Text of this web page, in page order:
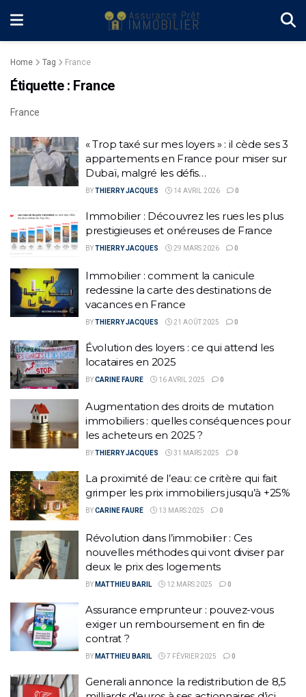
Home Tag France
Étiquette : France
France
« Trop taxé sur mes loyers » : il cède ses 3
appartements en France pour miser sur
Dubaï, malgré les défis…
BYTHIERRY JACQUES 14 AVRIL 2026 0
Immobilier : Découvrez les rues les plus
prestigieuses et onéreuses de France
BYTHIERRY JACQUES 29 MARS 2026 0
Immobilier : comment la canicule
redessine la carte des destinations de
vacances en France
BYTHIERRY JACQUES 21 AOÛT 2025 0
Évolution des loyers : ce qui attend les
locataires en 2025
BYCARINE FAURE 16 AVRIL 2025 0
Augmentation des droits de mutation
immobiliers : quelles conséquences pour
les acheteurs en 2025 ?
BYTHIERRY JACQUES 31 MARS 2025 0
La proximité de l’eau: ce critère qui fait
grimper les prix immobiliers jusqu’à +25%
BYCARINE FAURE 13 MARS 2025 0
Révolution dans l’immobilier : Ces
nouvelles méthodes qui vont diviser par
deux le prix des logements
BY MATTHIEU BARIL 12 MARS 2025 0
Assurance emprunteur : pouvez-vous
exiger un remboursement en fin de
contrat ?
BY MATTHIEU BARIL 7 FÉVRIER 2025 0
Generali annonce la redistribution de 8,5